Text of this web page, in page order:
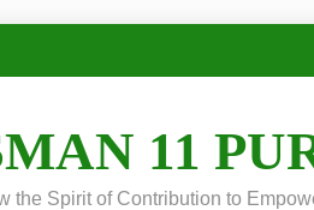
11
the Spirit of Contribution to